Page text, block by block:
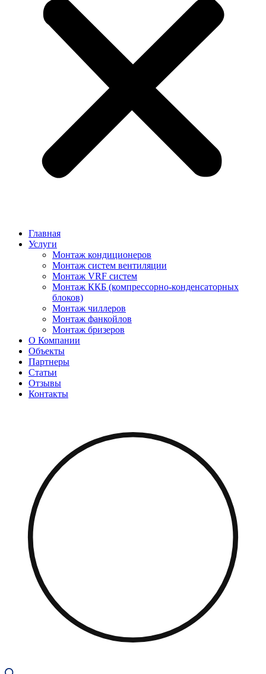
Главная
Услуги
Монтаж кондиционеров
Монтаж cистем вентиляции
Монтаж VRF систем
Монтаж ККБ (компрессорно-конденсаторных
блоков)
Монтаж чиллеров
Монтаж фанкойлов
Монтаж бризеров
О Компании
Объекты
Партнеры
Статьи
Отзывы
Контакты